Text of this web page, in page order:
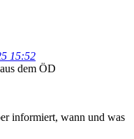
15:52
dem ÖD
informiert, wann und was